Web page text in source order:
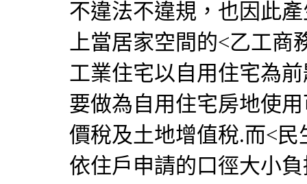
不違法不違規，也因此
上當居家空間的<乙工商
工業住宅以自用住宅為
要做為自用住宅房地使
價稅及土地增值稅.而<
依住戶申請的口徑大小